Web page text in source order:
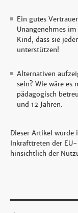
Ein gutes
Unangenehmes
Kind, dass sie
unterstützen!
Alternativen
sein? Wie wäre
pädagogisch
und 12 Jahren.
Dieser Artikel
Inkrafttreten der
hinsichtlich der